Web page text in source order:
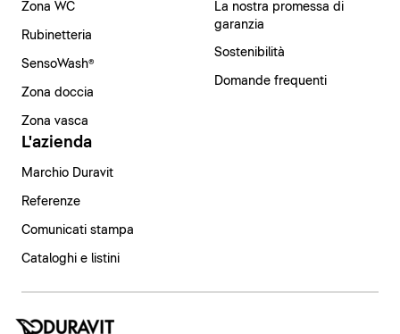
Zona WC
Rubinetteria
SensoWash®
Zona doccia
Zona vasca
La nostra promessa di
garanzia
Sostenibilità
Domande frequenti
L'azienda
Marchio Duravit
Referenze
Comunicati stampa
Cataloghi e listini